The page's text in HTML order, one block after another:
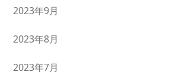
2023年9月
2023年8月
2023年7月